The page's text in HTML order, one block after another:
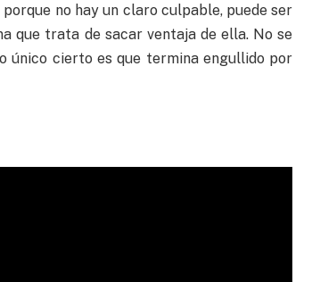
no hay un claro culpable, puede ser
que trata de sacar ventaja de ella. No se
único cierto es que termina engullido por